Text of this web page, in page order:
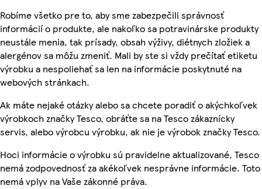
Robíme všetko pre to, aby sme zabezpečili správnosť
informácií o produkte, ale nakoľko sa potravinárske produkty
neustále menia, tak prísady, obsah výživy, diétnych zložiek a
alergénov sa môžu zmeniť. Mali by ste si vždy prečítať etiketu
výrobku a nespoliehať sa len na informácie poskytnuté na
webových stránkach.
Ak máte nejaké otázky alebo sa chcete poradiť o akýchkoľvek
výrobkoch značky Tesco, obráťte sa na Tesco zákaznícky
servis, alebo výrobcu výrobku, ak nie je výrobok značky Tesco.
Hoci informácie o výrobku sú pravidelne aktualizované, Tesco
nemá zodpovednosť za akékoľvek nesprávne informácie. Toto
nemá vplyv na Vaše zákonné práva.